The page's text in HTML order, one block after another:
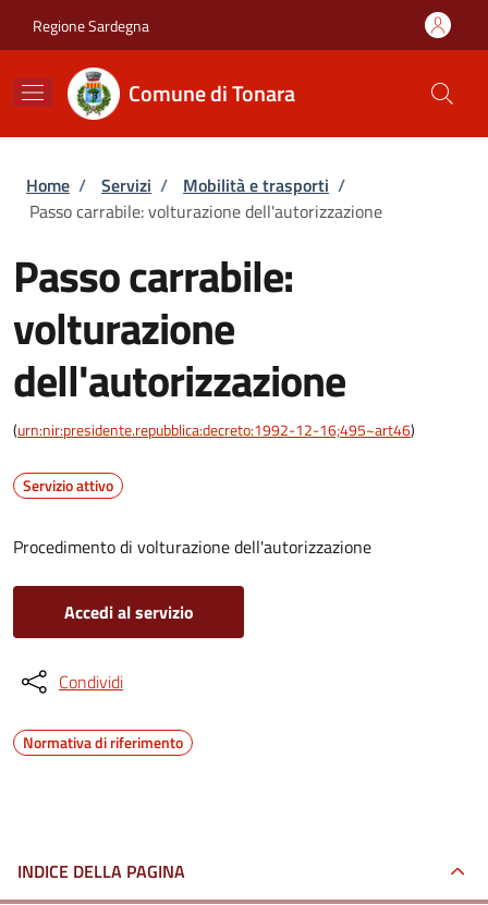
Regione Sardegna
Comune di Tonara
Briciole di pane
Home / Servizi / Mobilità e trasporti /
Passo carrabile: volturazione dell'autorizzazione
Passo carrabile:
volturazione
dell'autorizzazione
(urn:nir:presidente.repubblica:decreto:1992-12-16;495~art46)
Servizio attivo
Procedimento di volturazione dell'autorizzazione
Accedi al servizio
Condividi
Normativa di riferimento
INDICE DELLA PAGINA